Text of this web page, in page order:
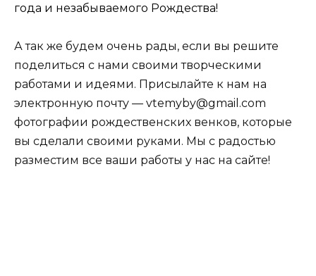
года и незабываемого Рождества!
А так же будем очень рады, если вы решите
поделиться с нами своими творческими
работами и идеями. Присылайте к нам на
электронную почту — vtemyby@gmail.com
фотографии рождественских венков, которые
вы сделали своими руками. Мы с радостью
разместим все ваши работы у нас на сайте!